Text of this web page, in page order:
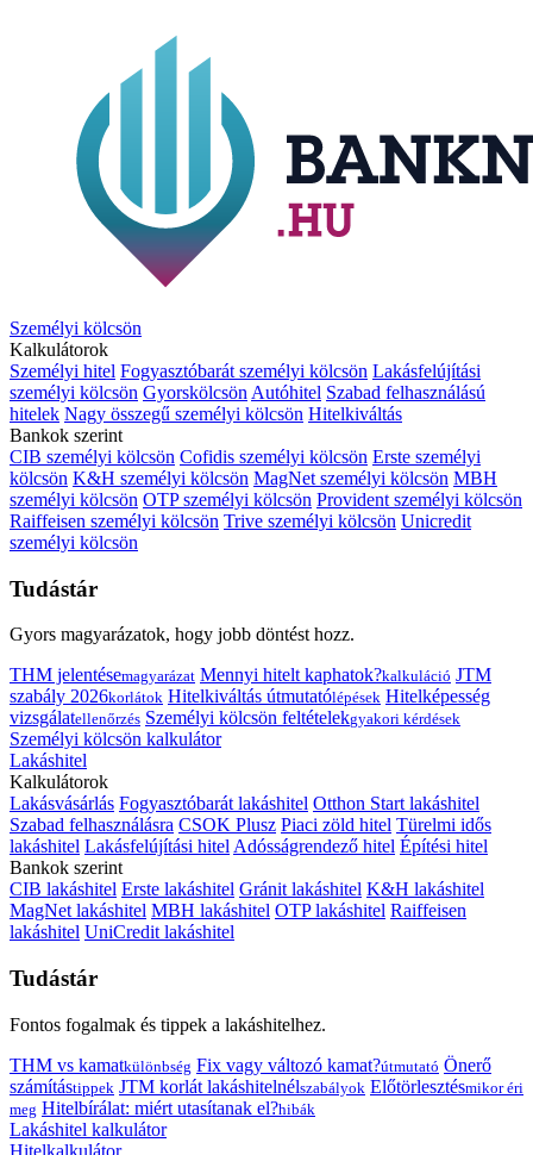
Személyi kölcsön
Kalkulátorok
Személyi hitel Fogyasztóbarát személyi kölcsön Lakásfelújítási
személyi kölcsön Gyorskölcsön Autóhitel Szabad felhasználású
hitelek Nagy összegű személyi kölcsön Hitelkiváltás
Bankok szerint
CIB személyi kölcsön Cofidis személyi kölcsön Erste személyi
kölcsön K&H személyi kölcsön MagNet személyi kölcsön MBH
személyi kölcsön OTP személyi kölcsön Provident személyi kölcsön
Raiffeisen személyi kölcsön Trive személyi kölcsön Unicredit
személyi kölcsön
Tudástár
Gyors magyarázatok, hogy jobb döntést hozz.
THM jelentésemagyarázat Mennyi hitelt kaphatok?kalkuláció JTM
szabály 2026korlátok Hitelkiváltás útmutatólépések Hitelképesség
vizsgálatellenőrzés Személyi kölcsön feltételekgyakori kérdések
Személyi kölcsön kalkulátor
Lakáshitel
Kalkulátorok
Lakásvásárlás Fogyasztóbarát lakáshitel Otthon Start lakáshitel
Szabad felhasználásra CSOK Plusz Piaci zöld hitel Türelmi idős
lakáshitel Lakásfelújítási hitelAdósságrendező hitel Építési hitel
Bankok szerint
CIB lakáshitel Erste lakáshitel Gránit lakáshitel K&H lakáshitel
MagNet lakáshitel MBH lakáshitel OTP lakáshitel Raiffeisen
lakáshitel UniCredit lakáshitel
Tudástár
Fontos fogalmak és tippek a lakáshitelhez.
THM vs kamatkülönbség Fix vagy változó kamat?útmutató Önerő
számítástippek JTM korlát lakáshitelnélszabályok Előtörlesztésmikor éri
meg Hitelbírálat: miért utasítanak el?hibák
Lakáshitel kalkulátor
Hitelkalkulátor